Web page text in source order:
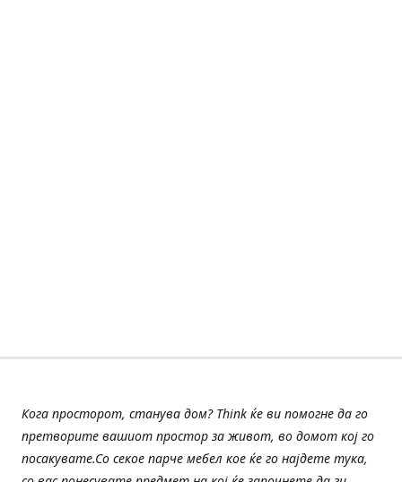
Кога просторот, станува дом? Think ќе ви помогне да го
претворите вашиот простор за живот, во домот кој го
посакувате.Со секое парче мебел кое ќе го најдете тука,